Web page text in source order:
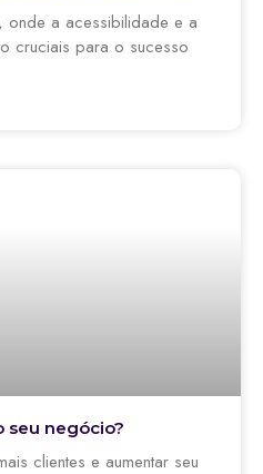
onde a acessibilidade e a
cruciais para o sucesso
seu negócio?
clientes e aumentar seu